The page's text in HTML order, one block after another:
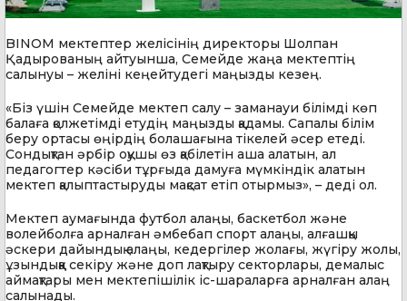
BINOM мектептер желісінің директоры Шолпан
Қадырованың айтуынша, Семейде жаңа мектептің
салынуы – желіні кеңейтудегі маңызды кезең.
«Біз үшін Семейде мектеп салу – заманауи білімді көп
балаға қолжетімді етудің маңызды қадамы. Сапалы білім
беру ортасы өңірдің болашағына тікелей әсер етеді.
Сондықтан әрбір оқушы өз қабілетін аша алатын, ал
педагогтер кәсіби тұрғыда дамуға мүмкіндік алатын
мектеп қалыптастыруды мақсат етіп отырмыз», – деді ол.
Мектеп аумағында футбол алаңы, баскетбол және
волейболға арналған әмбебап спорт алаңы, алғашқы
әскери дайындық алаңы, кедергілер жолағы, жүгіру жолы,
ұзындыққа секіру және доп лақтыру секторлары, демалыс
аймақтары мен мектепішілік іс-шараларға арналған алаң
салынады.